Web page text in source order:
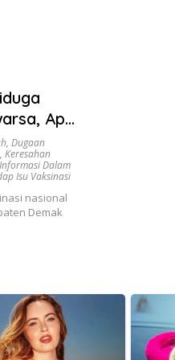
Apa
, Dugaan
, Keresahan
Dalam
Isu Vaksinasi
nasional
Demak